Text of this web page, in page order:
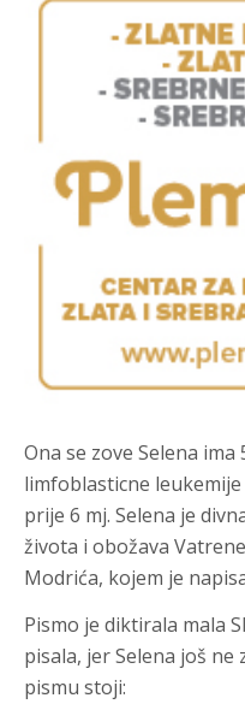
Ona se zove Selena
limfoblasticne
prije 6 mj. Selena je
života i obožava
Modrića, kojem je
Pismo je diktirala mala
pisala, jer Selena još
pismu stoji: